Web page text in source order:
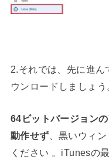
2.それでは、先に進
ウンロードしましょう
64ビットバージョン
動作せず 、黒いウィ
ください 。iTunesの